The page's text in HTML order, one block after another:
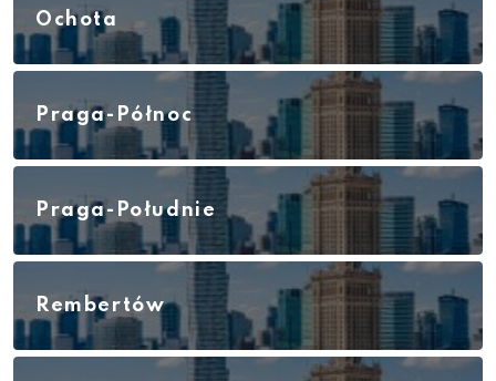
Ochota
Praga-Północ
Praga-Południe
Rembertów